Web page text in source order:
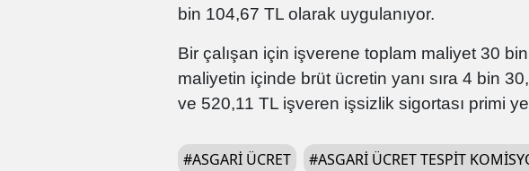
bin 104,67 TL olarak uygulanıyor.
Bir çalışan için işverene toplam maliyet 30
maliyetin içinde brüt ücretin yanı sıra 4 bin
ve 520,11 TL işveren işsizlik sigortası primi
#ASGARI ÜCRET #ASGARI ÜCRET TESPIT